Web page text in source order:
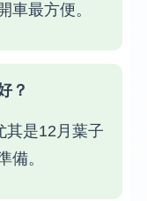
車最方便。
？
其是12月葉子
備。